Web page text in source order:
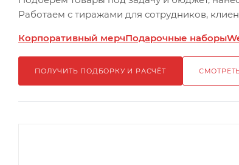
Работаем с тиражами для сотрудников,
Корпоративный мерчПодарочные наборы
ПОЛУЧИТЬ ПОДБОРКУ И РАСЧЁТ